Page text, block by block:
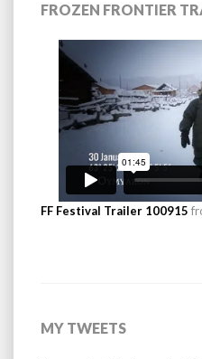
FROZEN FRONTIER
FF Festival Trailer 100915
MY TWEETS